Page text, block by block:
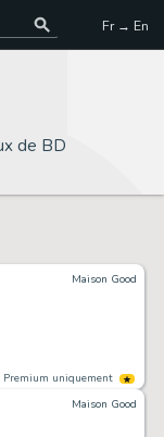
Fr → En
de BD
Maison Good
Premium uniquement
Maison Good